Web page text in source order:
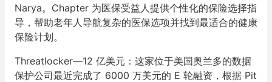
Narya。Chapter 为医保受益人提供个性化的保险选择指
导，帮助老年人导航复杂的医保选项并找到最适合的健康
保险计划。
Threatlocker—12 亿美元：这家位于美国奥兰多的数据
保护公司最近完成了 6000 万美元的 E 轮融资，根据 Pit